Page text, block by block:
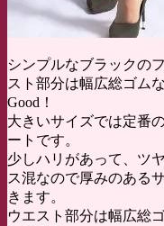
シンプルなブラックの
スト部分は幅広総ゴム
Good！
大きいサイズでは定番
ートです。
少しハリがあって、ツ
ス混なので厚みのある
きます。
ウエスト部分は幅広総